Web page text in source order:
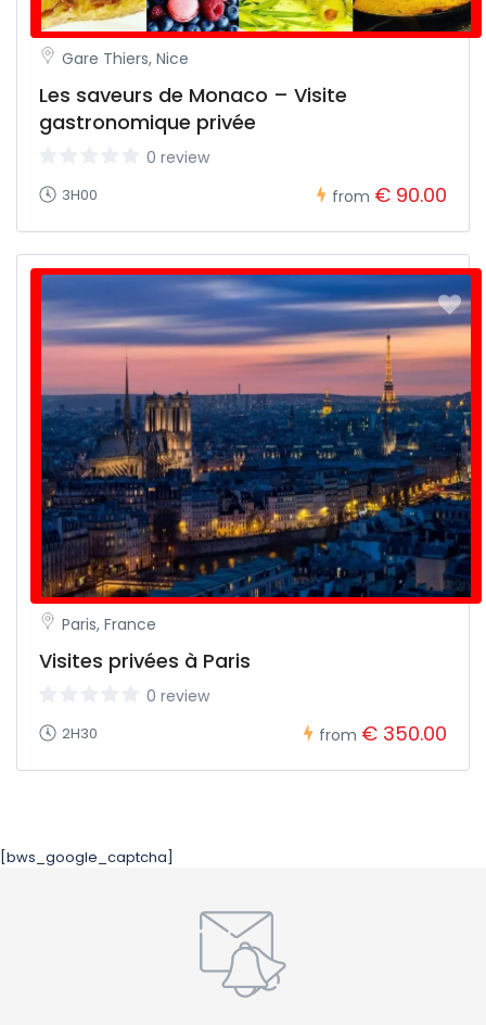
Paris, France
Visites privées à Paris
0 review
2H30 from € 350.00
Gare Thiers, Nice
Les saveurs de Monaco – Visite
gastronomique privée
0 review
3H00 from € 90.00
[bws_google_captcha]